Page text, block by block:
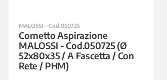
MALOSSI - Cod.050725
Cornetto Aspirazione
MALOSSI - Cod.050725 (Ø
52x80x35 / A Fascetta / Con
Rete / PHM)